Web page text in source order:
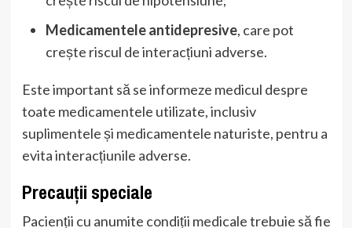
Medicamentele antidepresive, care pot
crește riscul de interacțiuni adverse.
Este important să se informeze medicul despre
toate medicamentele utilizate, inclusiv
suplimentele și medicamentele naturiste, pentru a
evita interacțiunile adverse.
Precauții speciale
Pacienții cu anumite condiții medicale trebuie să fie